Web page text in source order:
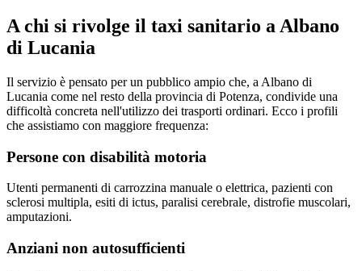
A chi si rivolge il taxi sanitario a Albano
di Lucania
Il servizio è pensato per un pubblico ampio che, a Albano di
Lucania come nel resto della provincia di Potenza, condivide una
difficoltà concreta nell'utilizzo dei trasporti ordinari. Ecco i profili
che assistiamo con maggiore frequenza:
Persone con disabilità motoria
Utenti permanenti di carrozzina manuale o elettrica, pazienti con
sclerosi multipla, esiti di ictus, paralisi cerebrale, distrofie muscolari,
amputazioni.
Anziani non autosufficienti